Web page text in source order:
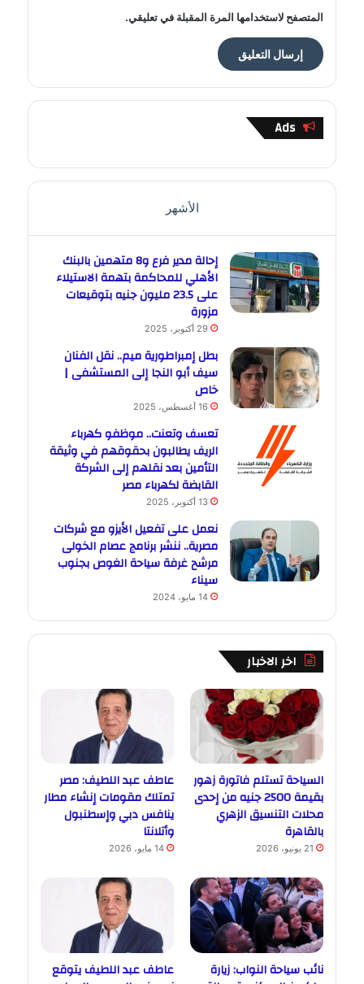
المتصفح لاستخدامها المرة المقبلة في تعليقي.
Ads
الأشهر
إحالة مدير فرع و8 متهمين بالبنك
الأهلي للمحاكمة بتهمة الاستيلاء
على 23.5 مليون جنيه بتوقيعات
مزورة
29 أكتوبر، 2025
بطل إمبراطورية ميم.. نقل الفنان
سيف أبو النجا إلى المستشفى |
خاص
16 أغسطس، 2025
تعسف وتعنت.. موظفو كهرباء
الريف يطالبون بحقوقهم في وثيقة
التأمين بعد نقلهم إلى الشركة
القابضة لكهرباء مصر
13 أكتوبر، 2025
نعمل على تفعيل الأيزو مع شركات
مصرية.. ننشر برنامج عصام الخولى
مرشح غرفة سياحة الغوص بجنوب
سيناء
14 مايو، 2024
اخر الاخبار
السياحة تستلم فاتورة زهور
بقيمة 2500 جنيه من إحدى
محلات التنسيق الزهري
بالقاهرة
21 يونيو، 2026
عاطف عبد اللطيف: مصر
تمتلك مقومات إنشاء مطار
ينافس دبي وإسطنبول
وأتلانتا
14 مايو، 2026
نائب سياحة النواب: زيارة
عاطف عبد اللطيف يتوقع